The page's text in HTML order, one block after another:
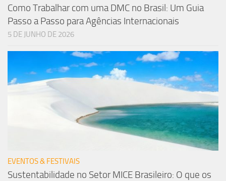
Como Trabalhar com uma DMC no Brasil: Um Guia
Passo a Passo para Agências Internacionais
5 DE JUNHO DE 2026
EVENTOS & FESTIVAIS
Sustentabilidade no Setor MICE Brasileiro: O que os